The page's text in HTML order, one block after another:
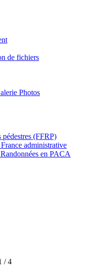
de fichiers
Photos
pédestres (FFRP)
France administrative
en PACA
/ 4